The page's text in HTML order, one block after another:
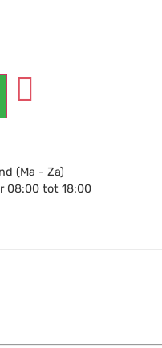
(Ma - Za)
08:00 tot 18:00